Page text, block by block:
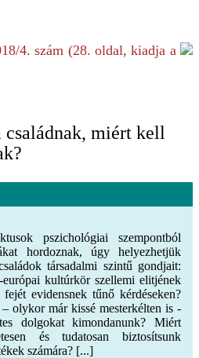
4. szám (28. oldal, kiadja a
miért kell
pszichológiai szempontból
hordoznak, úgy helyezhetjük
társadalmi szintű gondjait:
kultúrkör szellemi elitjének
fejét evidensnek tűnő kérdéseken?
olykor már kissé mesterkélten is -
dolgokat kimondanunk? Miért
és tudatosan biztosítsunk
számára? [...]